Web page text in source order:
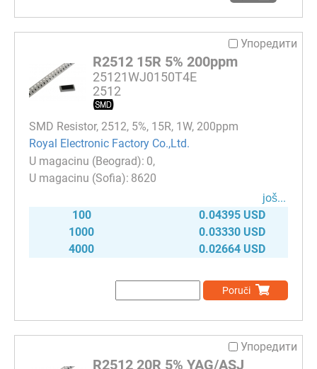
Упоредити
R2512 15R 5% 200ppm
25121WJ0150T4E
2512
SMD Resistor, 2512, 5%, 15R, 1W, 200ppm
Royal Electronic Factory Co.,Ltd.
0
8620
јоš...
100
0.04395 USD
1000
0.03330 USD
4000
0.02664 USD
Poruči
Упоредити
R2512 20R 5% YAG/ASJ